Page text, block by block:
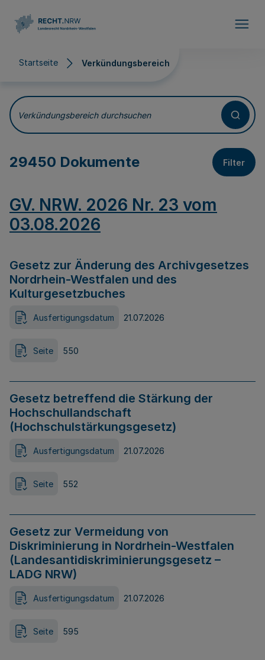
Startseite Verkündungsbereich
Verkündungsbereich
Verkündungsbereich durchsuchen
29450 Dokumente Filter
GV. NRW. 2026 Nr. 23 vom
03.08.2026
Gesetz zur Änderung des Archivgesetzes
Nordrhein-Westfalen und des
Kulturgesetzbuches
Ausfertigungsdatum 21.07.2026
Seite 550
Gesetz betreffend die Stärkung der
Hochschullandschaft
(Hochschulstärkungsgesetz)
Ausfertigungsdatum 21.07.2026
Seite 552
Gesetz zur Vermeidung von
Diskriminierung in Nordrhein-Westfalen
(Landesantidiskriminierungsgesetz –
LADG NRW)
Ausfertigungsdatum 21.07.2026
Seite 595